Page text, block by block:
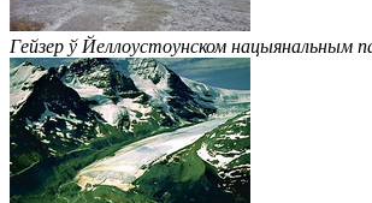
Гейзер ў Йеллоустоунском нацыянальным